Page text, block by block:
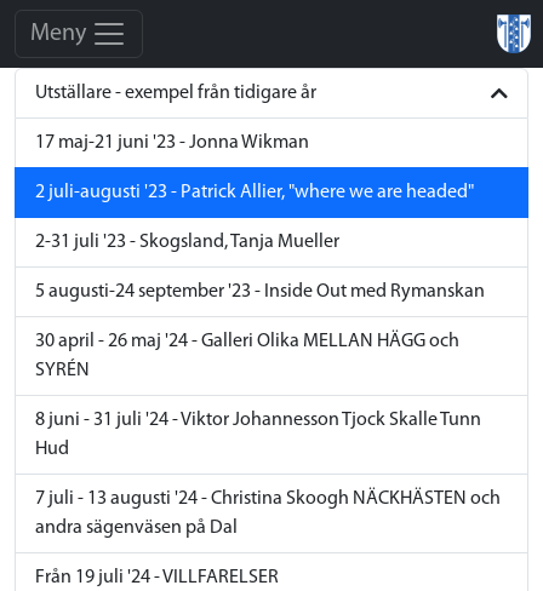
Meny
Utställare - exempel från tidigare år
17 maj-21 juni '23 - Jonna Wikman
2 juli-augusti '23 - Patrick Allier, "where we are headed"
2-31 juli '23 - Skogsland, Tanja Mueller
5 augusti-24 september '23 - Inside Out med Rymanskan
30 april - 26 maj '24 - Galleri Olika MELLAN HÄGG och
SYRÉN
8 juni - 31 juli '24 - Viktor Johannesson Tjock Skalle Tunn
Hud
7 juli - 13 augusti '24 - Christina Skoogh NÄCKHÄSTEN och
andra sägenväsen på Dal
Från 19 juli '24 - VILLFARELSER